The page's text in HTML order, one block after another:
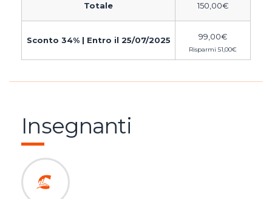
Totale 150,00€
Sconto 34% | Entro il 25/07/2025 99,00€
Risparmi 51,00€
Insegnanti